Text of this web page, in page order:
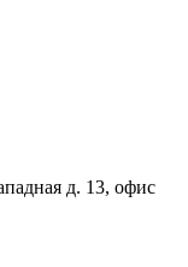
д. 13, офис